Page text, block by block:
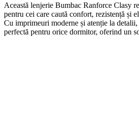
Această lenjerie Bumbac Ranforce Clasy
pentru cei care caută confort, rezistență și
Cu imprimeuri moderne și atenție la detalii,
perfectă pentru orice dormitor, oferind un